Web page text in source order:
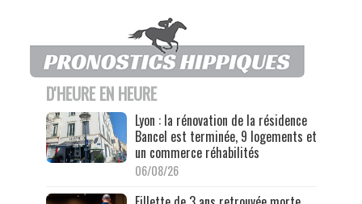
D'HEURE EN HEURE
Lyon : la rénovation de la résidence
Bancel est terminée, 9 logements et
un commerce réhabilités
06/08/26